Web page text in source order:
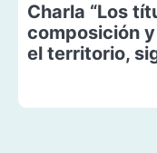
Charla “Los
composición
el territorio,